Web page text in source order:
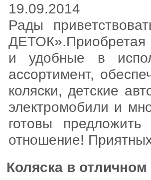
19.09.2014
Рады
ДЕТОК».Приобретая
и удобные в
ассортимент,
коляски, детские
электромобили и
готовы
отношение!
Коляска в